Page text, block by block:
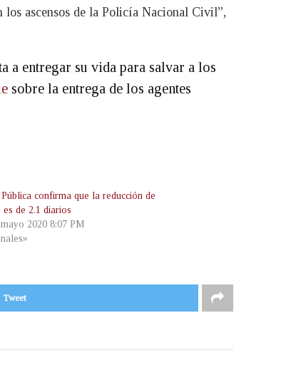
los ascensos de la Policía Nacional Civil”,
a entregar su vida para salvar a los
sobre la entrega de los agentes
confirma que la reducción de
es de 2.1 diarios
2020 8:07 PM
Tweet